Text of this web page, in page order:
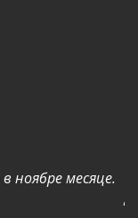
ноябре месяце.